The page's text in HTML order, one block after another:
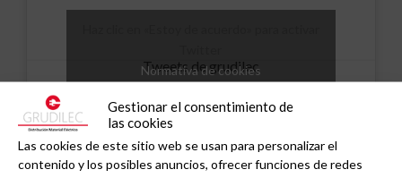
Gestionar el consentimiento de
las cookies
Las cookies de este sitio web se usan para personalizar el
contenido y los posibles anuncios, ofrecer funciones de redes
Tweets de grudilec
Normativa de cookies
Estoy de acuerdo